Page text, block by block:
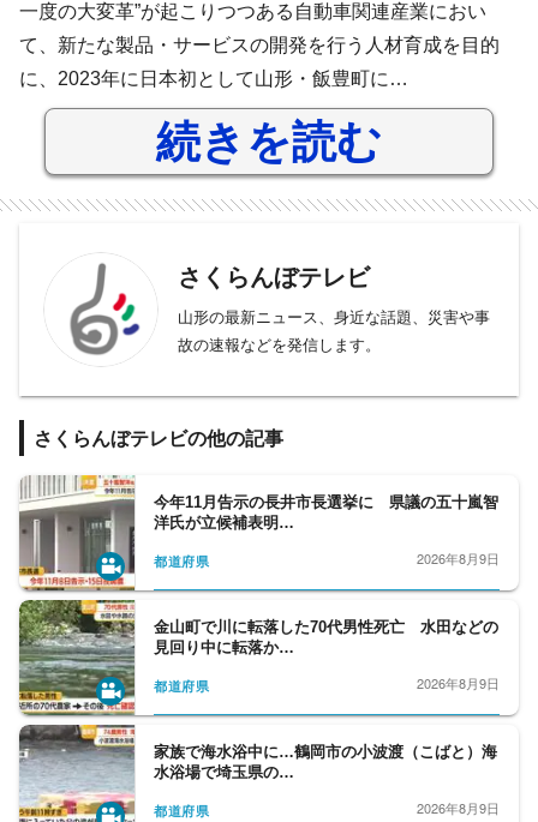
一度の大変革”が起こりつつある自動車関連産業におい
て、新たな製品・サービスの開発を行う人材育成を目的
に、2023年に日本初として山形・飯豊町に…
続きを読む
さくらんぼテレビ
山形の最新ニュース、身近な話題、災害や事
故の速報などを発信します。
さくらんぼテレビの他の記事
今年11月告示の長井市長選挙に 県議の五十嵐智
洋氏が立候補表明…
都道府県 2026年8月9日
金山町で川に転落した70代男性死亡 水田などの
見回り中に転落か…
都道府県 2026年8月9日
家族で海水浴中に…鶴岡市の小波渡（こばと）海
水浴場で埼玉県の…
都道府県 2026年8月9日